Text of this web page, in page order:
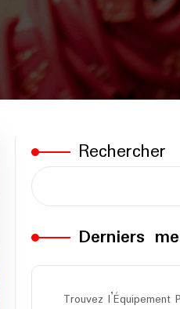
Rechercher
Derniers
Trouvez l’Équipement